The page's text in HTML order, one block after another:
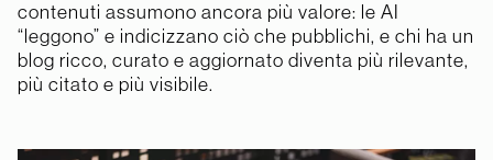
contenuti assumono ancora più valore: le AI
“leggono” e indicizzano ciò che pubblichi, e chi ha un
blog ricco, curato e aggiornato diventa più rilevante,
più citato e più visibile.